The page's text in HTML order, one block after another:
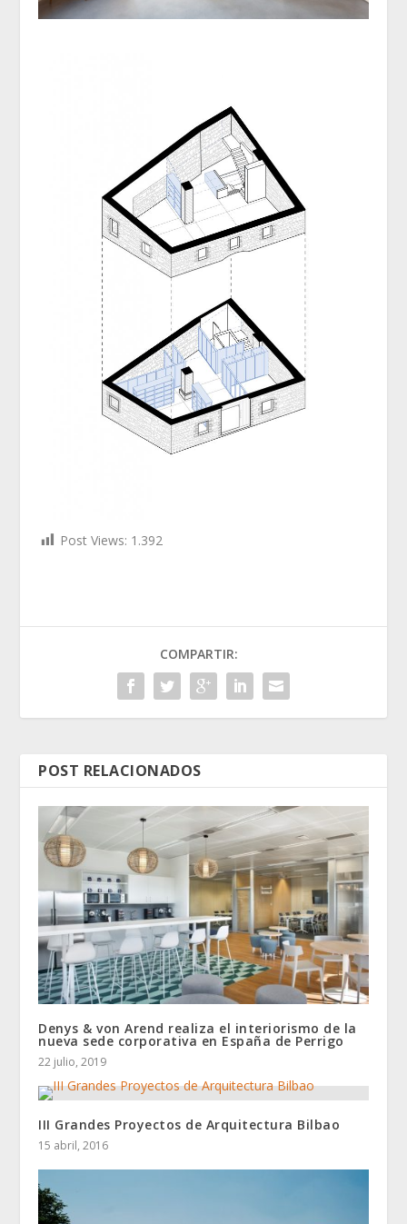
Post Views: 1.392
COMPARTIR:
POST RELACIONADOS
Denys & von Arend realiza el interiorismo de la
nueva sede corporativa en España de Perrigo
22 julio, 2019
III Grandes Proyectos de Arquitectura Bilbao
15 abril, 2016